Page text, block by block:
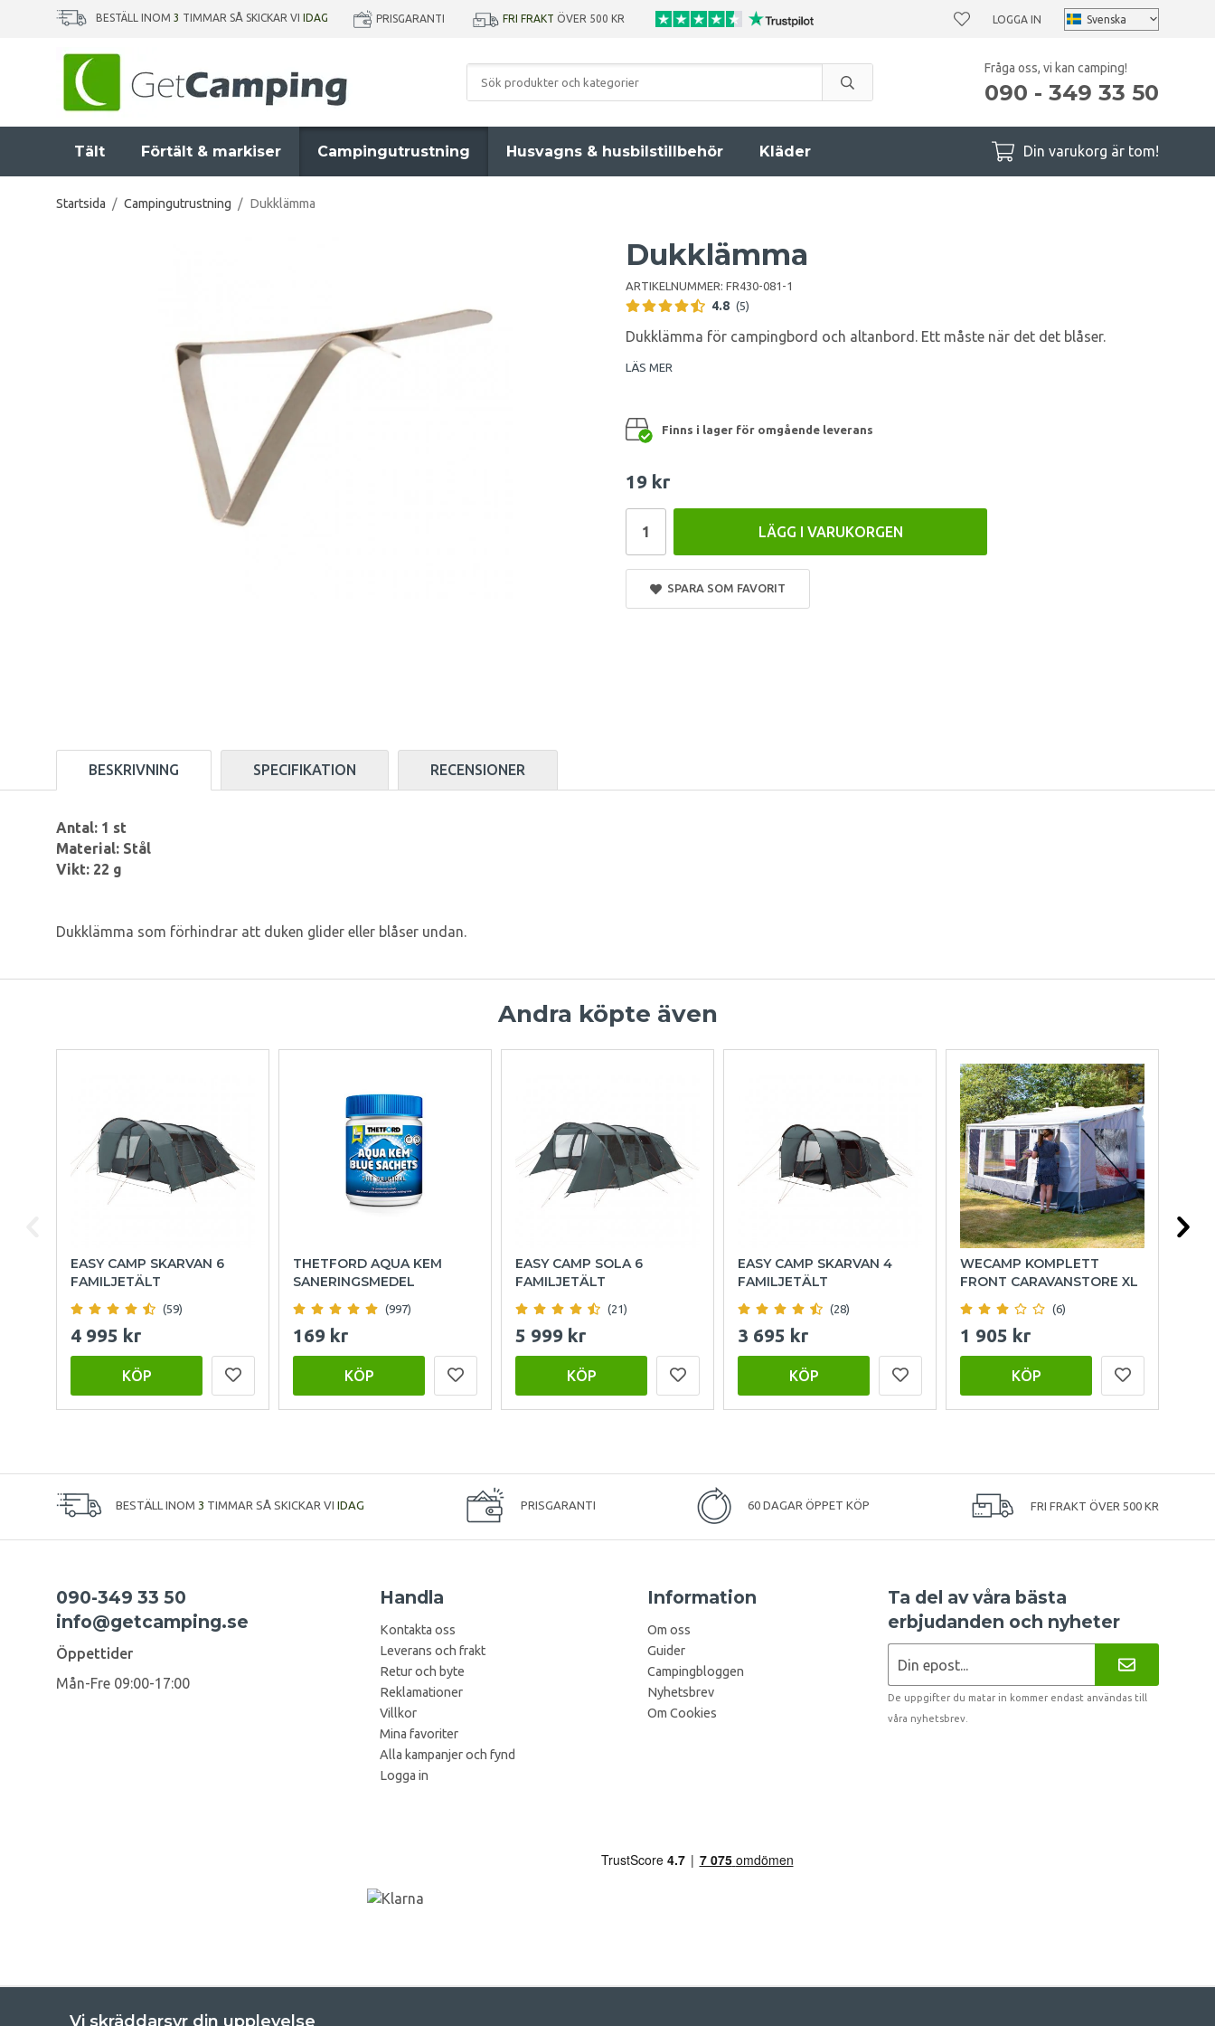
BESTÄLL INOM 3 TIMMAR SÅ SKICKAR VI IDAG PRISGARANTI FRI FRAKT ÖVER 500 KR LOGGA IN
Fråga oss, vi kan camping!
090 - 349 33 50
Tält Förtält & markiser Campingutrustning Husvagns & husbilstillbehör Kläder Din varukorg är tom!
Startsida / Campingutrustning / Dukklämma
Dukklämma
ARTIKELNUMMER: FR430-081-1
4.8 (5)
Dukklämma för campingbord och altanbord. Ett måste när det det blåser.
LÄS MER
Finns i lager för omgående leverans
19 kr
LÄGG I VARUKORGEN
SPARA SOM FAVORIT
BESKRIVNING SPECIFIKATION RECENSIONER
Antal: 1 st
Material: Stål
Vikt: 22 g
Dukklämma som förhindrar att duken glider eller blåser undan.
Andra köpte även
EASY CAMP SKARVAN 6
FAMILJETÄLT
(59)
4 995 kr
KÖP
THETFORD AQUA KEM
SANERINGSMEDEL
(997)
169 kr
KÖP
EASY CAMP SOLA 6
FAMILJETÄLT
(21)
5 999 kr
KÖP
EASY CAMP SKARVAN 4
FAMILJETÄLT
(28)
3 695 kr
KÖP
WECAMP KOMPLETT
FRONT CARAVANSTORE XL
(6)
1 905 kr
KÖP
BESTÄLL INOM 3 TIMMAR SÅ SKICKAR VI IDAG PRISGARANTI 60 DAGAR ÖPPET KÖP FRI FRAKT ÖVER 500 KR
090-349 33 50
info@getcamping.se
Öppettider
Mån-Fre 09:00-17:00
Handla
Kontakta oss
Leverans och frakt
Retur och byte
Reklamationer
Villkor
Mina favoriter
Alla kampanjer och fynd
Logga in
Information
Om oss
Guider
Campingbloggen
Nyhetsbrev
Om Cookies
Ta del av våra bästa
erbjudanden och nyheter
De uppgifter du matar in kommer endast användas till
våra nyhetsbrev.
Vi skräddarsyr din upplevelse